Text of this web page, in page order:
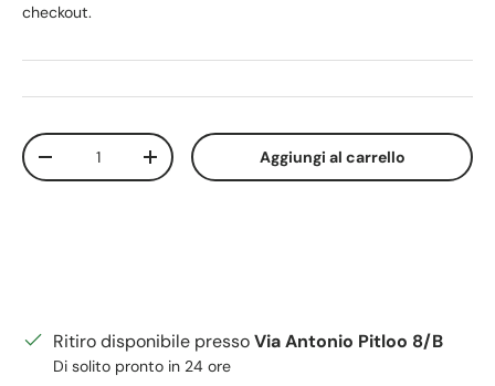
checkout.
Q.tà
Diminuire la quantitàAumenta la quantitàAggiungi al carrello
Ritiro disponibile pressoVia Antonio Pitloo 8/B
Di solito pronto in 24 ore